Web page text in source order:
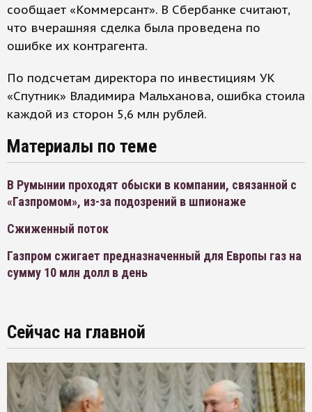
сообщает «Коммерсант». В Сбербанке считают,
что вчерашняя сделка была проведена по
ошибке их контрагента.
По подсчетам директора по инвестициям УК
«Спутник» Владимира Мальханова, ошибка стоила
каждой из сторон 5,6 млн рублей.
Материалы по теме
В Румынии проходят обыски в компании, связанной с
«Газпромом», из-за подозрений в шпионаже
Сжиженный поток
Газпром сжигает предназначенный для Европы газ на
сумму 10 млн долл в день
Сейчас на главной